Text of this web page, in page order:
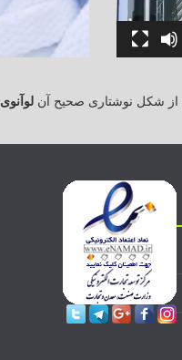
از شکل نوشتاری صحیح آن لوآنوی